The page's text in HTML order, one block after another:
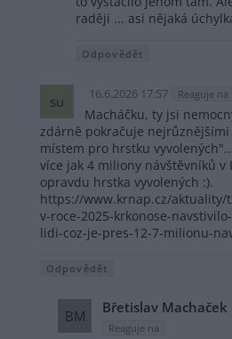
raději ... asi nějaká
Odpovědět
su 16.6.2026 17:57 Reaguje
Macháčku, ty jsi
zdárně pokračuje nejrůznějšími
místem pro hrstku
více jak 4 miliony návštěvníků v
opravdu hrstka vyvolených :).
https://www.krnap.cz/aktuality/
v-roce-2025-krkonose-
lidi-coz-je-pres-12-7-milionu-
Odpovědět
BM Břetislav Machaček
Reaguje na